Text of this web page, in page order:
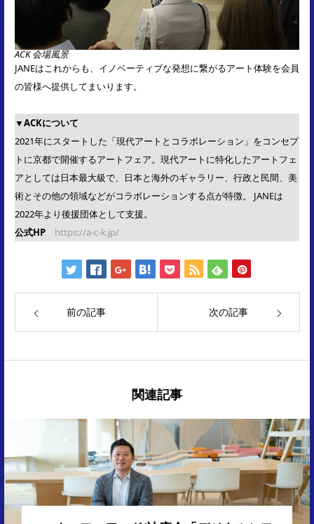
ACK 会場風景
JANEはこれからも、イノベーティブな発想に繋がるアート体験を会員
の皆様へ提供してまいります。
▼ACKについて
2021年にスタートした「現代アートとコラボレーション」をコンセプ
トに京都で開催するアートフェア。現代アートに特化したアートフェ
アとしては日本最大級で、日本と海外のギャラリー、行政と民間、美
術とその他の領域などがコラボレーションする点が特徴。
JANEは
2022年より後援団体として支援。
公式HP
https://a-c-k.jp/
前の記事 次の記事
関連記事